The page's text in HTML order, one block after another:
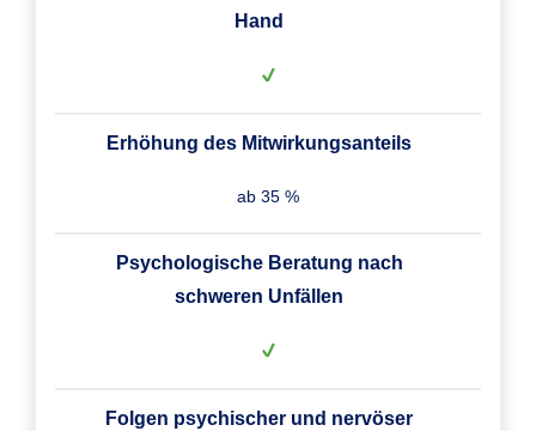
Hand
Erhöhung des Mitwirkungsanteils
ab 35 %
Psychologische Beratung nach
schweren Unfällen
Folgen psychischer und nervöser